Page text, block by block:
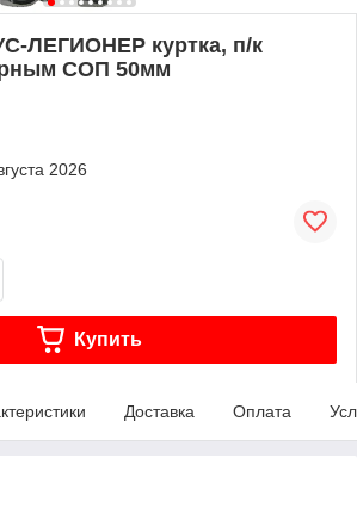
ЛЕГИОНЕР куртка, п/к
СОП 50мм
2026
Купить
Доставка Оплата